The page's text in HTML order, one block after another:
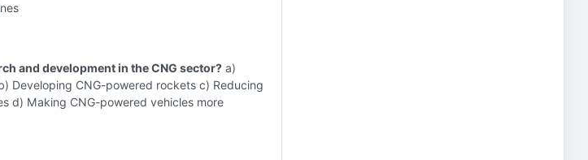
and development in the CNG sector? a)
Developing CNG-powered rockets c) Reducing
d) Making CNG-powered vehicles more